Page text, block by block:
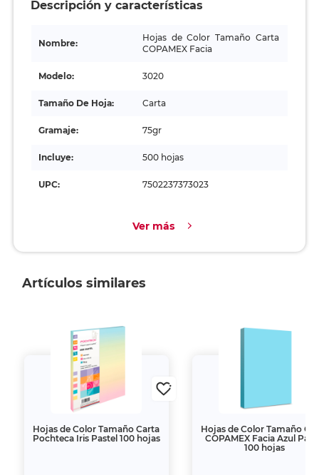
Descripción y características
Nombre:
Hojas de Color Tamaño Carta
COPAMEX Facia
Modelo: 3020
Tamaño De Hoja: Carta
Gramaje: 75gr
Incluye: 500 hojas
UPC: 7502237373023
Ver más
Artículos similares
Hojas de Color Tamaño Carta
Pochteca Iris Pastel 100 hojas
Hojas de Color Tamaño
COPAMEX Facia Azul
100 hojas